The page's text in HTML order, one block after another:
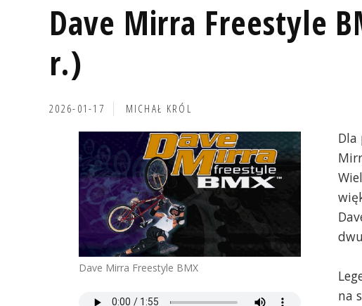
Dave Mirra Freestyle
r.)
2026-01-17 MICHAŁ KRÓL
Dave Mirra Freestyle BMX
Dla
na